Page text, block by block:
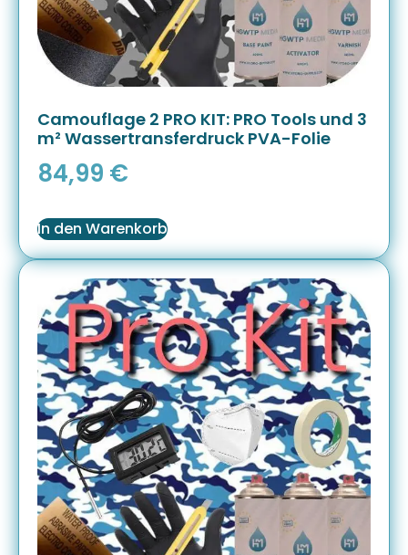
Camouflage 2 PRO KIT: PRO Tools und 3
m² Wassertransferdruck PVA-Folie
84,99 €
In den Warenkorb